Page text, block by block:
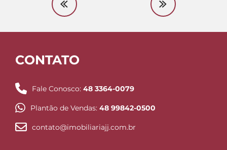
CONTATO
Fale Conosco: 48 3364-0079
Plantão de Vendas: 48 99842-0500
contato@imobiliariajj.com.br